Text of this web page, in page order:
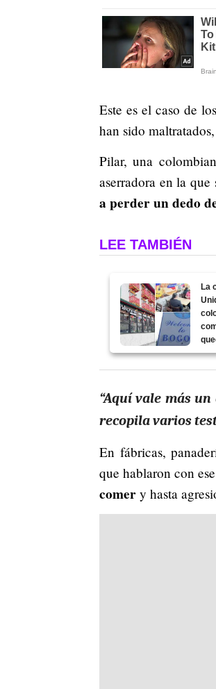
Este es el caso de los
han sido
Pilar, una
aserradora en la
a perder un dedo
LEE TAMBIÉN
La
“Aquí vale más
recopila varios
En fábricas,
que hablaron con
comer y hasta